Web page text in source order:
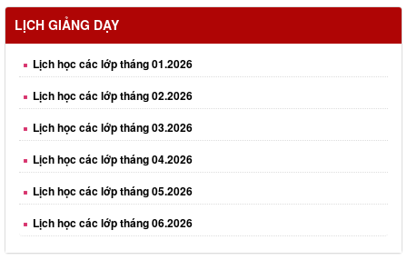
LỊCH GIẢNG DẠY
Lịch học các lớp tháng 01.2026
Lịch học các lớp tháng 02.2026
Lịch học các lớp tháng 03.2026
Lịch học các lớp tháng 04.2026
Lịch học các lớp tháng 05.2026
Lịch học các lớp tháng 06.2026